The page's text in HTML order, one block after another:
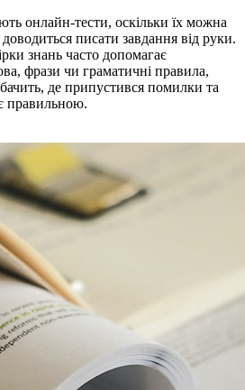
онлайн-тести, оскільки їх можна
писати завдання від руки.
знань часто допомагає
фрази чи граматичні правила,
де припустився помилки та
правильною.